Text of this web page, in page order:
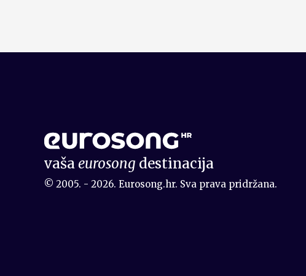
vašaeurosong destinacija
© 2005. - 2026. Eurosong.hr. Sva prava pridržana.